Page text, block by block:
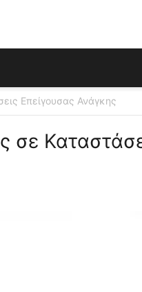
Επείγουσας Ανάγκης
σε